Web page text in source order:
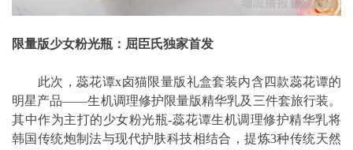
限量版少女粉光瓶：屈臣氏独家首发
此次，蕊花谭x卤猫限量版礼盒套装内含四款蕊花谭的
明星产品——生机调理修护限量版精华乳及三件套旅行装。
其中作为主打的少女粉光瓶-蕊花谭生机调理修护精华乳将
韩国传统炮制法与现代护肤科技相结合，提炼3种传统天然